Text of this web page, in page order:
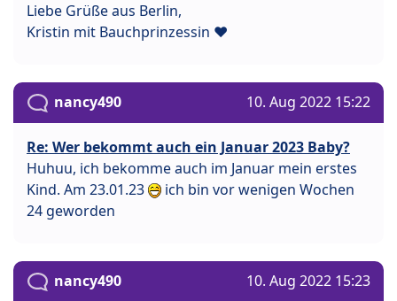
Liebe Grüße aus Berlin,
Kristin mit Bauchprinzessin ❤
nancy490 10. Aug 2022 15:22
Re: Wer bekommt auch ein Januar 2023 Baby?
Huhuu, ich bekomme auch im Januar mein erstes
Kind. Am 23.01.23
ich bin vor wenigen Wochen
24 geworden
nancy490 10. Aug 2022 15:23